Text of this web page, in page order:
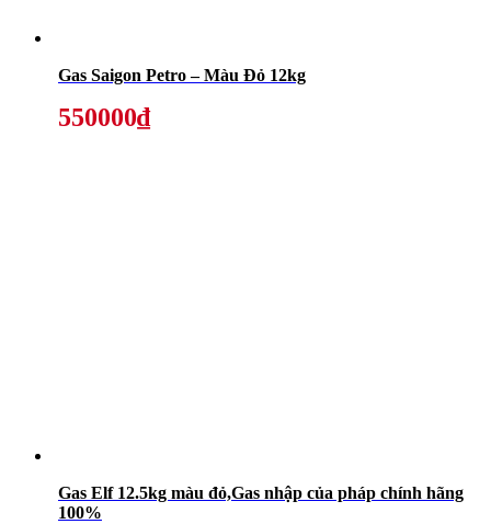
Gas Saigon Petro – Màu Đỏ 12kg
550000₫
Gas Elf 12.5kg màu đỏ,Gas nhập của pháp chính hãng
100%